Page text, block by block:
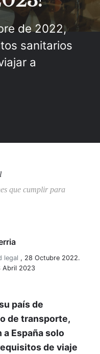
de 2022,
sanitarios
a
que cumplir para
legal , 28 Octubre 2022.
Abril 2023
país de
de transporte,
España solo
de viaje